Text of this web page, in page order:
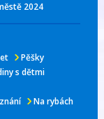
2024
Pěšky
s dětmi
Na rybách